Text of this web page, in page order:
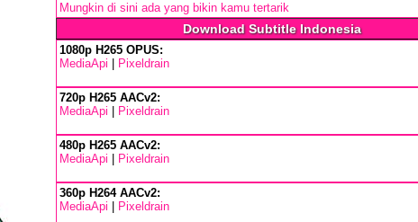
Mungkin di sini ada yang bikin kamu tertarik
Download Subtitle Indonesia
1080p H265 OPUS:
MediaApi
Pixeldrain
720p H265 AACv2:
MediaApi
Pixeldrain
480p H265 AACv2:
MediaApi
Pixeldrain
360p H264 AACv2:
MediaApi
Pixeldrain